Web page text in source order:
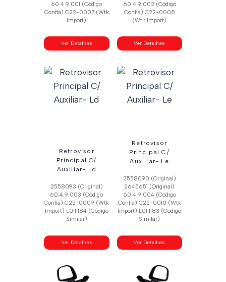
60.4.9.001 (Código
Confia) C22-0007 (Wtk
Import)
Ver Detalhes
60.4.9.002 (Código
Confia) C22-0008
(Wtk Import)
Ver Detalhes
Retrovisor
Principal C/
Auxiliar- Ld
2558093 (Original)
60.4.9.003 (Código
Confia) C22-0009 (Wtk
Import) L0111184 (Código
Similar)
Ver Detalhes
Retrovisor
Principal C/
Auxiliar- Le
2558090 (Original)
2645651 (Original)
60.4.9.004 (Código
Confia) C22-0010 (Wtk
Import) L0111183 (Código
Similar)
Ver Detalhes